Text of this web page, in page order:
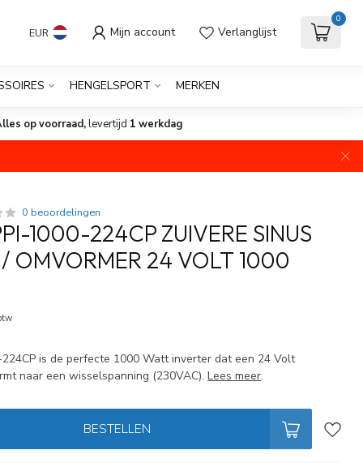
EUR Mijn account Verlanglijst
0
HENGELSPORT MERKEN
op voorraad,levertijd 1 werkdag
0 beoordelingen
1000-224CP ZUIVERE SINUS
OMVORMER 24 VOLT 1000
is de perfecte 1000 Watt inverter dat een 24 Volt
naar een wisselspanning (230VAC).Lees meer.
BESTELLEN